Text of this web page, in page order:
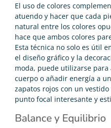
El uso de colores
atuendo y hacer que cada
natural entre los colores
hace que ambos colores
Esta técnica no solo es útil
el diseño gráfico y la
moda, puede utilizarse
cuerpo o añadir energía a
zapatos rojos con un
punto focal interesante y
Balance y Equilibrio